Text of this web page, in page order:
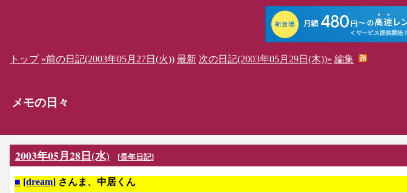
トップ «前の日記(2003年05月27日(火)) 最新 次の日記(2003年05月29日(木))» 編集
メモの日々
2003年05月28日(水) [長年日記]
■ [dream] さんま、中居くん